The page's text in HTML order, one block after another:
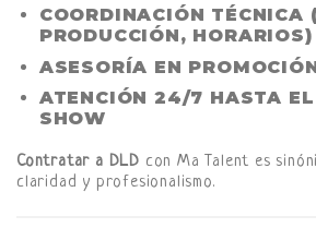
COORDINACIÓN TÉCNICA
PRODUCCIÓN, HORARIOS)
ASESORÍA EN
ATENCIÓN 24/7 HASTA
SHOW
Contratar a DLD con Ma Talent es
claridad y profesionalismo.